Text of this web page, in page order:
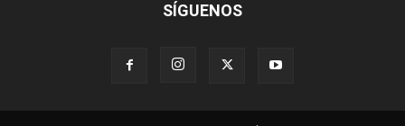
SÍGUENOS